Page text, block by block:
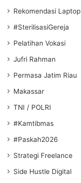
Rekomendasi Laptop
#SterilisasiGereja
Pelatihan Vokasi
Jufri Rahman
Permasa Jatim Riau
Makassar
TNI / POLRI
#Kamtibmas
#Paskah2026
Strategi Freelance
Side Hustle Digital